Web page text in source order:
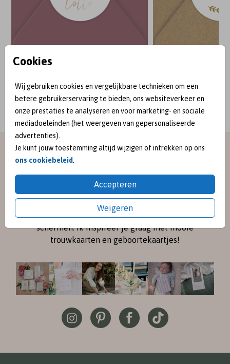
Cookies
Wij gebruiken cookies en vergelijkbare technieken om een
betere gebruikerservaring te bieden, ons websiteverkeer en
onze prestaties te analyseren en voor marketing- en sociale
mediadoeleinden (het weergeven van gepersonaliseerde
advertenties).
Je kunt jouw toestemming altijd wijzigen of intrekken op ons
ons cookiebeleid
Accepteren
Weigeren
BEKEND VAN:
meet me on
SOCIAL MEDIA
Instagram
nieuwste ontwerpen en een kijkje achter de
schermen. Ik inspireer je graag met mooie
trouwkaarten en geboortekaartjes!